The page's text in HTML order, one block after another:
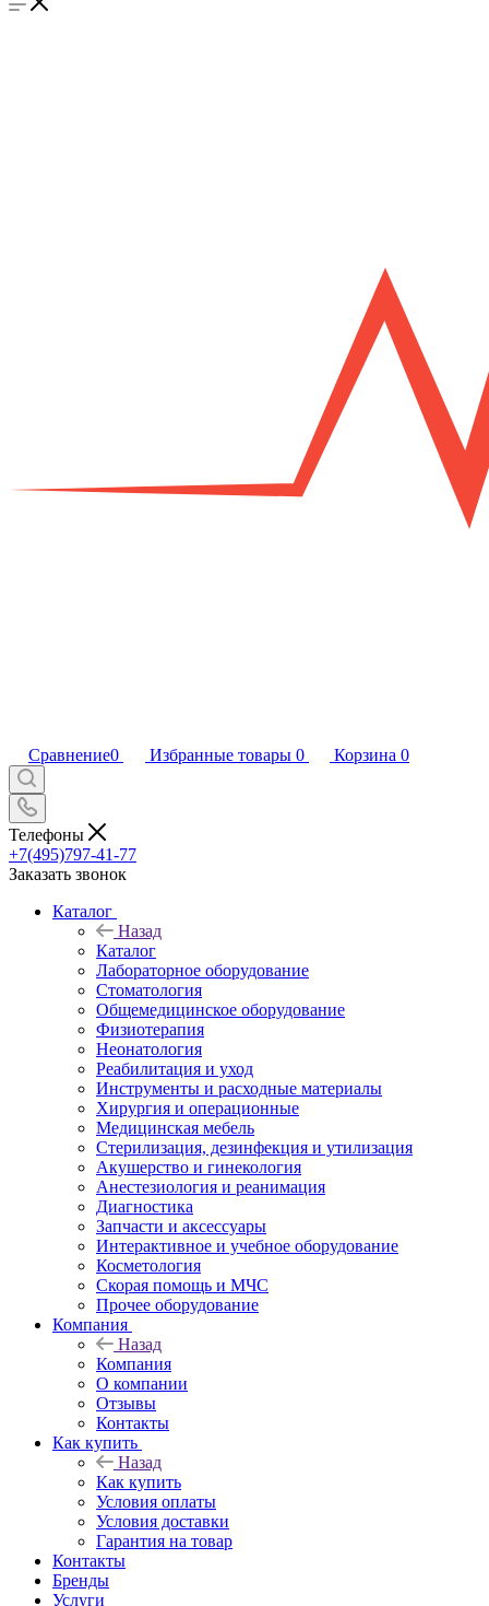
Сравнение0 Избранные товары 0 Корзина 0
Телефоны
+7(495)797-41-77
Заказать звонок
Каталог
Назад
Каталог
Лабораторное оборудование
Стоматология
Общемедицинское оборудование
Физиотерапия
Неонатология
Реабилитация и уход
Инструменты и расходные материалы
Хирургия и операционные
Медицинская мебель
Стерилизация, дезинфекция и утилизация
Акушерство и гинекология
Анестезиология и реанимация
Диагностика
Запчасти и аксессуары
Интерактивное и учебное оборудование
Косметология
Скорая помощь и МЧС
Прочее оборудование
Компания
Назад
Компания
О компании
Отзывы
Контакты
Как купить
Назад
Как купить
Условия оплаты
Условия доставки
Гарантия на товар
Контакты
Бренды
Услуги